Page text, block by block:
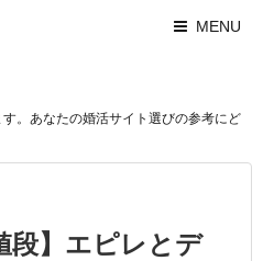
MENU
。あなたの婚活サイト選びの参考にど
段】エピレとデ